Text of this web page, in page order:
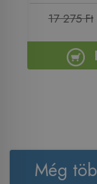
17 275 Ft
Még